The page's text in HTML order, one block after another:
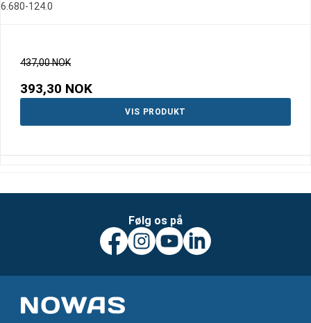
6.680-124.0
437,00 NOK
393,30 NOK
VIS PRODUKT
Følg os på